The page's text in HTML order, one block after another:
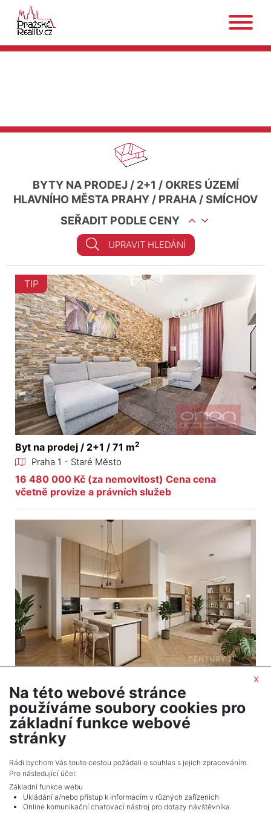
BYTY NA PRODEJ / 2+1 / OKRES ÚZEMÍ
HLAVNÍHO MĚSTA PRAHY / PRAHA /SMÍCHOV
SEŘADIT PODLE CENY
UPRAVIT HLEDÁNÍ
TIP
Byt na prodej / 2+1 / 71 m2
Praha 1 - Staré Město
16 480 000 Kč (za nemovitost) Cena cena
včetně provize a právních služeb
Byt na prodej / 2+1 / 70 m2
Praha 5 - Smíchov
9 490 000 Kč (za nemovitost) Cena + provize RK
Celkem1inzerátů.
x
Na této webové stránce
používáme soubory cookies pro
základní funkce webové
stránky
Rádi bychom Vás touto cestou požádali o souhlas s jejich zpracováním.
Pro následující účel:
Základní funkce webu
Ukládání a/nebo přístup k informacím v různých zařízeních
Online komunikační chatovací nástroj pro dotazy návštěvníka